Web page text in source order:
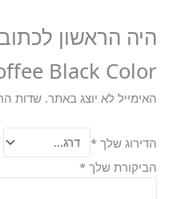
Black Color”
האימייל לא יוצג באתר. שדות
הדירוג שלך *
הביקורת שלך *